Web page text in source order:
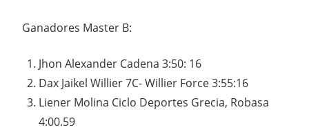
Ganadores Master B:
Jhon Alexander Cadena 3:50: 16
Dax Jaikel Willier 7C- Willier Force 3:55:16
Liener Molina Ciclo Deportes Grecia, Robasa
4:00.59